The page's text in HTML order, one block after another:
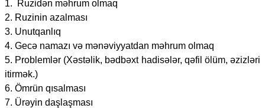
1. Ruzidən məhrum olmaq
2. Ruzinin azalması
3. Unutqanlıq
4. Gecə namazı və mənəviyyatdan məhrum olmaq
5. Problemlər (Xəstəlik, bədbəxt hadisələr, qəfil ölüm, əzizləri
itirmək.)
6. Ömrün qısalması
7. Ürəyin daşlaşması